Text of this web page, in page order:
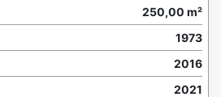
250,00 m²
1973
2016
2021